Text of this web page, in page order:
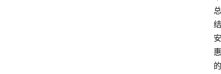
总
结
安
惠
的